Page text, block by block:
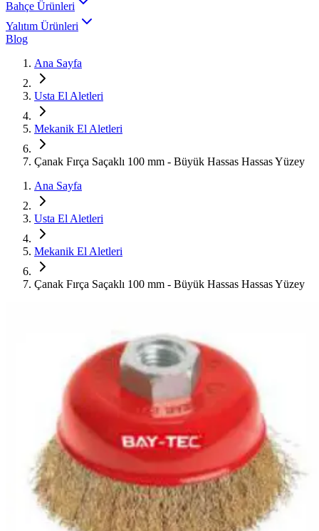
Bahçe Ürünleri
Yalıtım Ürünleri
Blog
Ana Sayfa
Usta El Aletleri
Mekanik El Aletleri
Çanak Fırça Saçaklı 100 mm - Büyük Hassas Hassas Yüzey
Ana Sayfa
Usta El Aletleri
Mekanik El Aletleri
Çanak Fırça Saçaklı 100 mm - Büyük Hassas Hassas Yüzey